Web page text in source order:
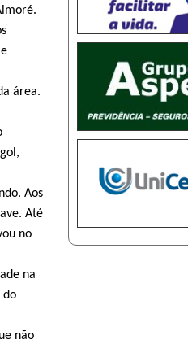
área.
Aos
Até
no
na
do
não